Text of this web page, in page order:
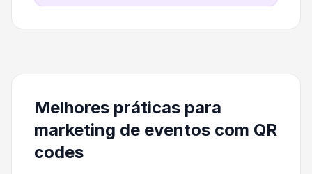
Melhores práticas para
marketing de eventos com QR
codes